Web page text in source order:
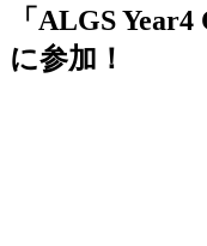
「ALGS
に参加！